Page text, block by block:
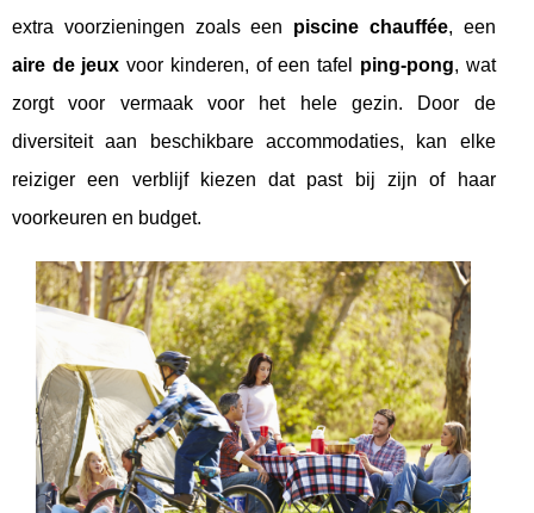
extra voorzieningen zoals een piscine chauffée, een
aire de jeux voor kinderen, of een tafel ping-pong, wat
zorgt voor vermaak voor het hele gezin. Door de
diversiteit aan beschikbare accommodaties, kan elke
reiziger een verblijf kiezen dat past bij zijn of haar
voorkeuren en budget.